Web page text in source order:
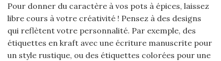
Pour donner du caractère à vos pots à épices, laissez
libre cours à votre créativité ! Pensez à des designs
qui reflètent votre personnalité. Par exemple, des
étiquettes en kraft avec une écriture manuscrite pour
un style rustique, ou des étiquettes colorées pour une